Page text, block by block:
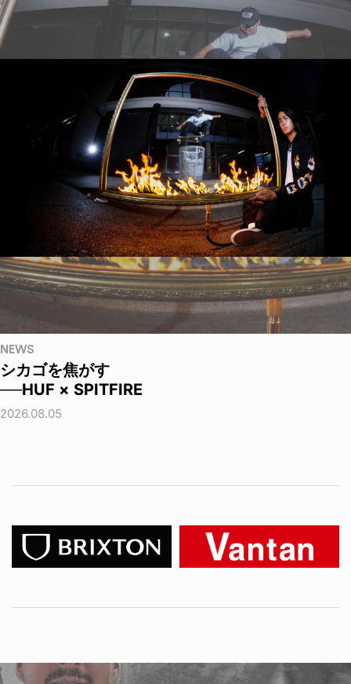
NEWS
シカゴを焦がす
──HUF × SPITFIRE
2026.08.05